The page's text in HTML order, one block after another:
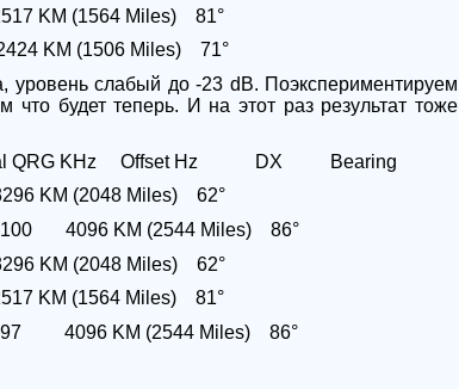
KM (1564 Miles)
81°
KM (1506 Miles)
71°
уровень слабый до -23 dB. Поэкспериментируем
будет теперь. И на этот раз результат тоже
QRG KHz Offset Hz DX
Bearing
KM (2048 Miles)
62°
4096 KM (2544 Miles)
86°
KM (2048 Miles)
62°
KM (1564 Miles)
81°
4096 KM (2544 Miles) 86°